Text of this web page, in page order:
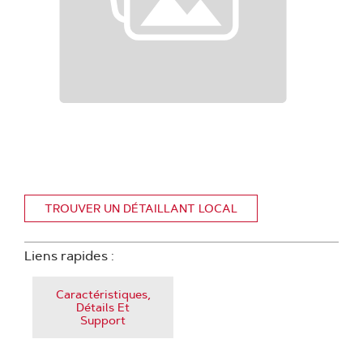
TROUVER UN DÉTAILLANT LOCAL
Liens rapides :
Caractéristiques,
Détails Et
Support